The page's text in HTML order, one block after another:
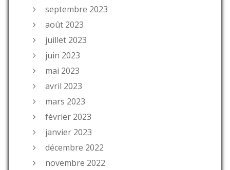
septembre 2023
août 2023
juillet 2023
juin 2023
mai 2023
avril 2023
mars 2023
février 2023
janvier 2023
décembre 2022
novembre 2022